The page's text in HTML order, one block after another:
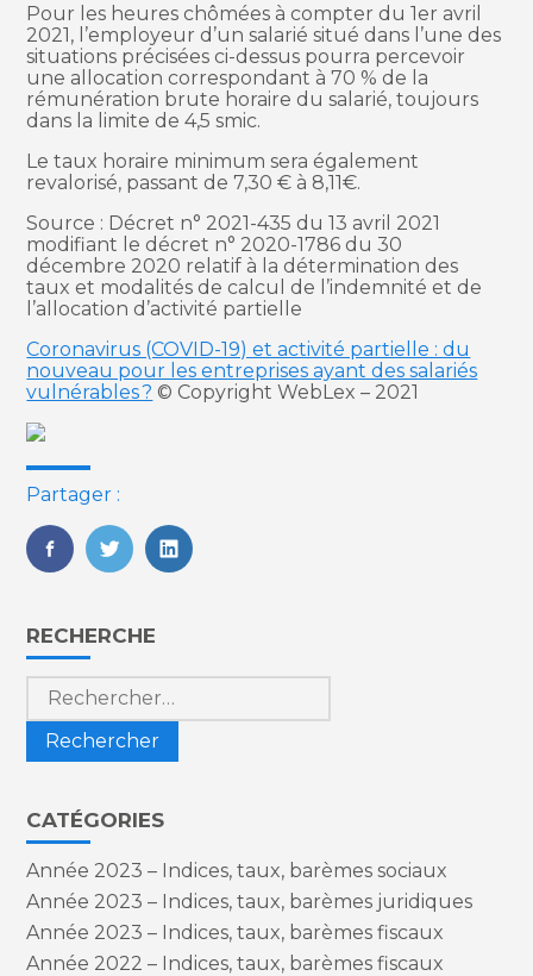
Pour les heures chômées à compter du 1er avril
2021, l’employeur d’un salarié situé dans l’une des
situations précisées ci-dessus pourra percevoir
une allocation correspondant à 70 % de la
rémunération brute horaire du salarié, toujours
dans la limite de 4,5 smic.
Le taux horaire minimum sera également
revalorisé, passant de 7,30 € à 8,11€.
Source : Décret n° 2021-435 du 13 avril 2021
modifiant le décret n° 2020-1786 du 30
décembre 2020 relatif à la détermination des
taux et modalités de calcul de l’indemnité et de
l’allocation d’activité partielle
Coronavirus (COVID-19) et activité partielle : du
nouveau pour les entreprises ayant des salariés
vulnérables ? © Copyright WebLex – 2021
Partager :
FaceBook
TwitterLinkedIn
Blog
sidebar
RECHERCHE
Rechercher :
CATÉGORIES
Année 2023 – Indices, taux, barèmes sociaux
Année 2023 – Indices, taux, barèmes juridiques
Année 2023 – Indices, taux, barèmes fiscaux
Année 2022 – Indices, taux, barèmes fiscaux